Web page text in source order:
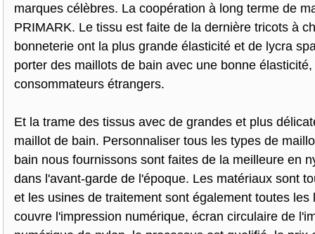
marques célèbres. La coopération à long terme de
PRIMARK. Le tissu est faite de la dernière tricots à
bonneterie ont la plus grande élasticité et de lycra
porter des maillots de bain avec une bonne
consommateurs étrangers.
Et la trame des tissus avec de grandes et plus
maillot de bain. Personnaliser tous les types de
bain nous fournissons sont faites de la meilleure en
dans l'avant-garde de l'époque. Les matériaux sont
et les usines de traitement sont également toutes
couvre l'impression numérique, écran circulaire de